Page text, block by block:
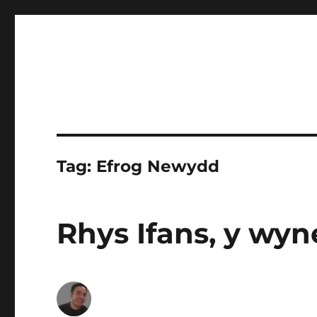
Tag: Efrog Newydd
Rhys Ifans, y